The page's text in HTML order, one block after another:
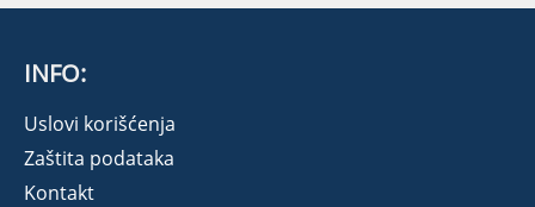
INFO:
Uslovi korišćenja
Zaštita podataka
Kontakt